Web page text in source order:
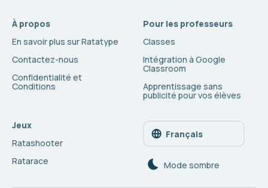
À propos
En savoir plus sur Ratatype
Contactez-nous
Confidentialité et
Conditions
Pour les professeurs
Classes
Intégration à Google
Classroom
Apprentissage sans
publicité pour vos élèves
Jeux
Ratashooter
Ratarace
Français
Mode sombre